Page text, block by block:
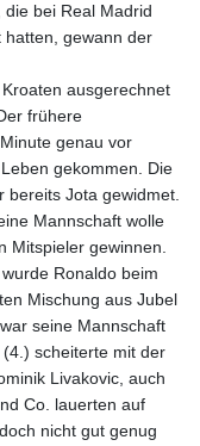
bei Real Madrid
hatten, gewann der
ausgerechnet
frühere
genau vor
gekommen. Die
bereits Jota gewidmet.
Mannschaft wolle
Mitspieler gewinnen.
Ronaldo beim
Mischung aus Jubel
seine Mannschaft
scheiterte mit der
Livakovic, auch
Co. lauerten auf
nicht gut genug